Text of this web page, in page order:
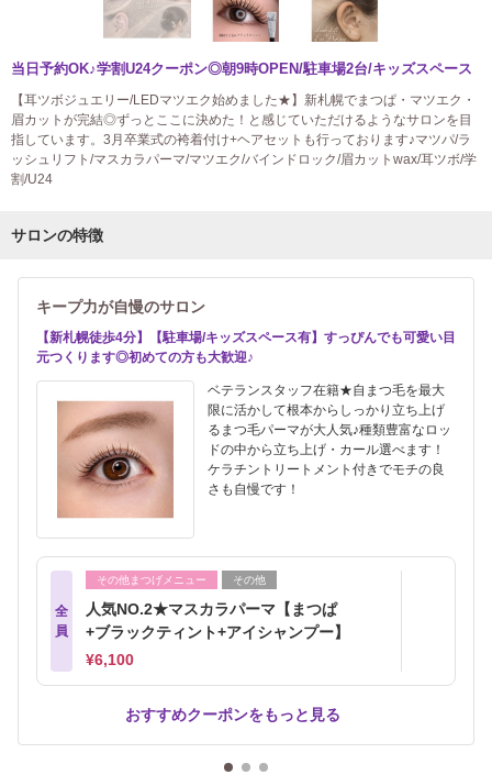
当日予約OK♪学割U24クーポン◎朝9時OPEN/駐車場2台/キッズスペース
【耳ツボジュエリー/LEDマツエク始めました★】新札幌でまつぱ・マツエク・
眉カットが完結◎ずっとここに決めた！と感じていただけるようなサロンを目
指しています。3月卒業式の袴着付け+ヘアセットも行っております♪マツパ/ラ
ッシュリフト/マスカラパーマ/マツエク/バインドロック/眉カットwax/耳ツボ/学
割/U24
サロンの特徴
キープ力が自慢のサロン
【新札幌徒歩4分】【駐車場/キッズスペース有】すっぴんでも可愛い目
元つくります◎初めての方も大歓迎♪
ベテランスタッフ在籍★自まつ毛を最大
限に活かして根本からしっかり立ち上げ
るまつ毛パーマが大人気♪種類豊富なロッ
ドの中から立ち上げ・カール選べます！
ケラチントリートメント付きでモチの良
さも自慢です！
全
員
その他まつげメニュー その他
人気NO.2★マスカラパーマ【まつぱ
+ブラックティント+アイシャンプー】
¥6,100
おすすめクーポンをもっと見る